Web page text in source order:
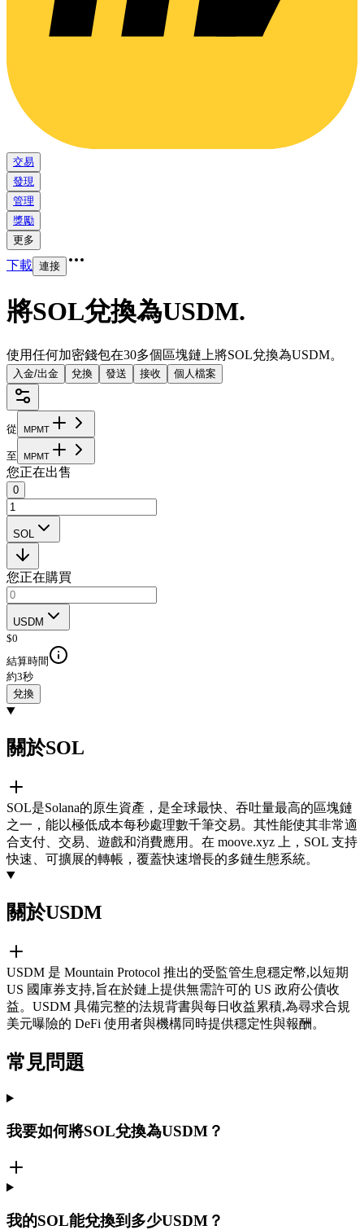
交易
發現
管理
獎勵
更多
下載 連接
將SOL兌換為USDM.
使用任何加密錢包在30多個區塊鏈上將SOL兌換為USDM。
入金/出金 兌換 發送 接收 個人檔案
從 MPMT
至 MPMT
您正在出售
0
SOL
您正在購買
USDM
$0
結算時間
約3秒
兌換
關於SOL
SOL是Solana的原生資產，是全球最快、吞吐量最高的區塊鏈
之一，能以極低成本每秒處理數千筆交易。其性能使其非常適
合支付、交易、遊戲和消費應用。在 moove.xyz 上，SOL 支持
快速、可擴展的轉帳，覆蓋快速增長的多鏈生態系統。
關於USDM
USDM 是 Mountain Protocol 推出的受監管生息穩定幣,以短期
US 國庫券支持,旨在於鏈上提供無需許可的 US 政府公債收
益。USDM 具備完整的法規背書與每日收益累積,為尋求合規
美元曝險的 DeFi 使用者與機構同時提供穩定性與報酬。
常見問題
我要如何將SOL兌換為USDM？
我的SOL能兌換到多少USDM？